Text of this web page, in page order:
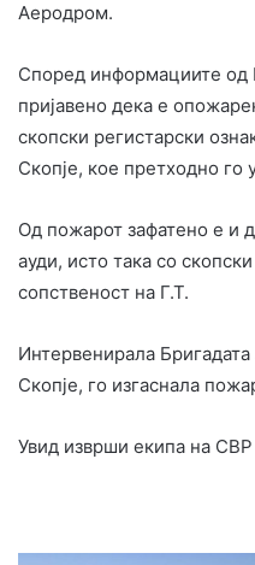
Аеродром.
Според информациите од
пријавено дека е
скопски регистарски
Скопје, кое претходно го
Од пожарот зафатено е и
ауди, исто така со
сопственост на Г.Т.
Интервенирала
Скопје, го изгаснала
Увид изврши екипа на СВР